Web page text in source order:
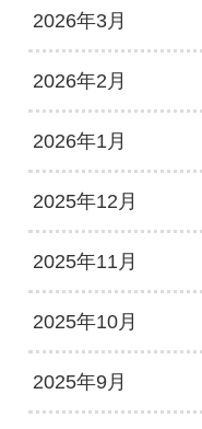
2026年3月
2026年2月
2026年1月
2025年12月
2025年11月
2025年10月
2025年9月